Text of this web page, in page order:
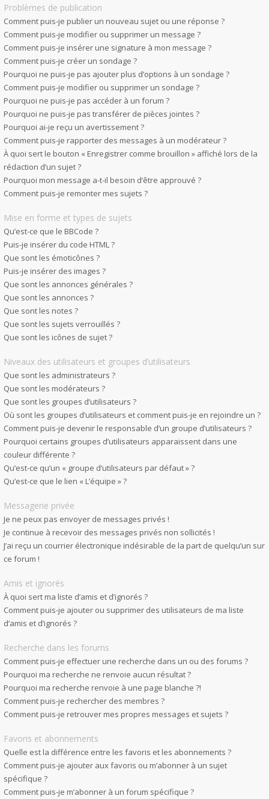
Problèmes de publication
Comment puis-je publier un nouveau sujet ou une réponse ?
Comment puis-je modifier ou supprimer un message ?
Comment puis-je insérer une signature à mon message ?
Comment puis-je créer un sondage ?
Pourquoi ne puis-je pas ajouter plus d’options à un sondage ?
Comment puis-je modifier ou supprimer un sondage ?
Pourquoi ne puis-je pas accéder à un forum ?
Pourquoi ne puis-je pas transférer de pièces jointes ?
Pourquoi ai-je reçu un avertissement ?
Comment puis-je rapporter des messages à un modérateur ?
À quoi sert le bouton « Enregistrer comme brouillon » affiché lors de la
rédaction d’un sujet ?
Pourquoi mon message a-t-il besoin d’être approuvé ?
Comment puis-je remonter mes sujets ?
Mise en forme et types de sujets
Qu’est-ce que le BBCode ?
Puis-je insérer du code HTML ?
Que sont les émoticônes ?
Puis-je insérer des images ?
Que sont les annonces générales ?
Que sont les annonces ?
Que sont les notes ?
Que sont les sujets verrouillés ?
Que sont les icônes de sujet ?
Niveaux des utilisateurs et groupes d’utilisateurs
Que sont les administrateurs ?
Que sont les modérateurs ?
Que sont les groupes d’utilisateurs ?
Où sont les groupes d’utilisateurs et comment puis-je en rejoindre un ?
Comment puis-je devenir le responsable d’un groupe d’utilisateurs ?
Pourquoi certains groupes d’utilisateurs apparaissent dans une
couleur différente ?
Qu’est-ce qu’un « groupe d’utilisateurs par défaut » ?
Qu’est-ce que le lien « L’équipe » ?
Messagerie privée
Je ne peux pas envoyer de messages privés !
Je continue à recevoir des messages privés non sollicités !
J’ai reçu un courrier électronique indésirable de la part de quelqu’un sur
ce forum !
Amis et ignorés
À quoi sert ma liste d’amis et d’ignorés ?
Comment puis-je ajouter ou supprimer des utilisateurs de ma liste
d’amis et d’ignorés ?
Recherche dans les forums
Comment puis-je effectuer une recherche dans un ou des forums ?
Pourquoi ma recherche ne renvoie aucun résultat ?
Pourquoi ma recherche renvoie à une page blanche ?!
Comment puis-je rechercher des membres ?
Comment puis-je retrouver mes propres messages et sujets ?
Favoris et abonnements
Quelle est la différence entre les favoris et les abonnements ?
Comment puis-je ajouter aux favoris ou m’abonner à un sujet
spécifique ?
Comment puis-je m’abonner à un forum spécifique ?